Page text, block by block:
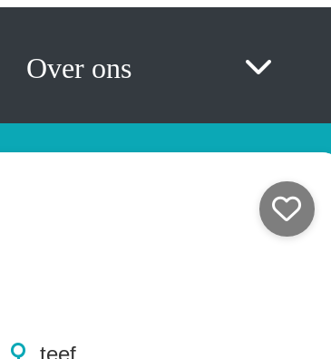
Over ons
teef